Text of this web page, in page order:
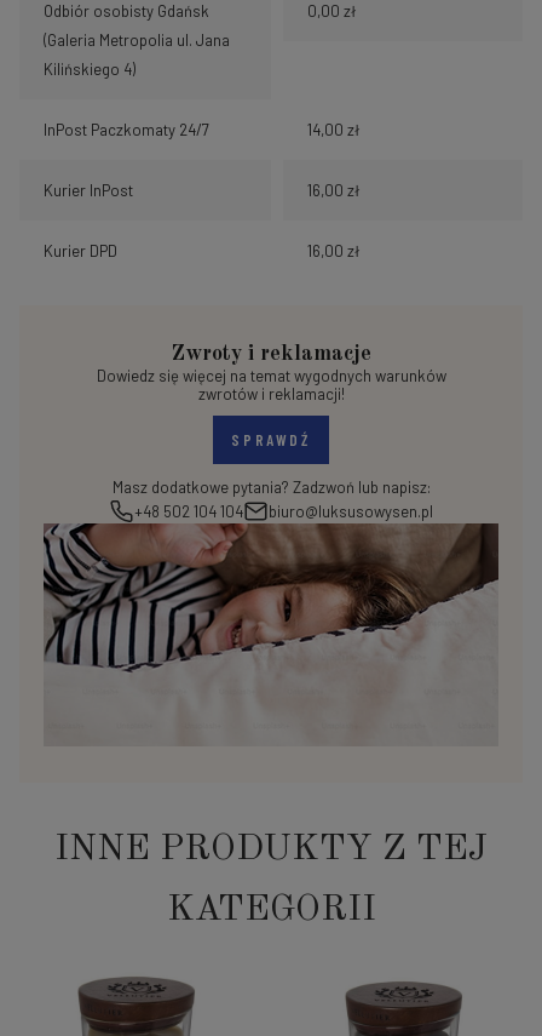
Odbiór osobisty Gdańsk
(Galeria Metropolia ul. Jana
Kilińskiego 4)
0,00 zł
InPost Paczkomaty 24/7 14,00 zł
Kurier InPost 16,00 zł
Kurier DPD 16,00 zł
Zwroty i reklamacje
Dowiedz się więcej na temat wygodnych warunków
zwrotów i reklamacji!
SPRAWDŹ
Masz dodatkowe pytania? Zadzwoń lub napisz:
+48 502 104 104
biuro@luksusowysen.pl
INNE PRODUKTY Z TEJ
KATEGORII